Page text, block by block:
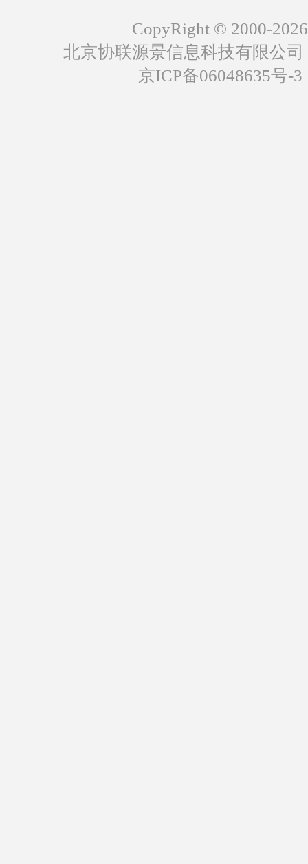
CopyRight © 2000-2026
北京协联源景信息科技有限公
京ICP备06048635号-3